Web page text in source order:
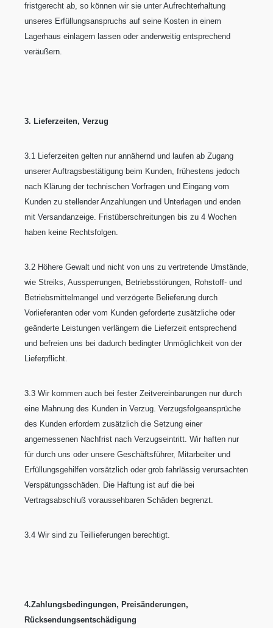
fristgerecht ab, so können wir sie unter Aufrechterhaltung
unseres Erfüllungsanspruchs auf seine Kosten in einem
Lagerhaus einlagern lassen oder anderweitig entsprechend
veräußern.
3. Lieferzeiten, Verzug
3.1 Lieferzeiten gelten nur annähernd und laufen ab Zugang
unserer Auftragsbestätigung beim Kunden, frühestens jedoch
nach Klärung der technischen Vorfragen und Eingang vom
Kunden zu stellender Anzahlungen und Unterlagen und enden
mit Versandanzeige. Fristüberschreitungen bis zu 4 Wochen
haben keine Rechtsfolgen.
3.2 Höhere Gewalt und nicht von uns zu vertretende Umstände,
wie Streiks, Aussperrungen, Betriebsstörungen, Rohstoff- und
Betriebsmittelmangel und verzögerte Belieferung durch
Vorlieferanten oder vom Kunden geforderte zusätzliche oder
geänderte Leistungen verlängern die Lieferzeit entsprechend
und befreien uns bei dadurch bedingter Unmöglichkeit von der
Lieferpflicht.
3.3 Wir kommen auch bei fester Zeitvereinbarungen nur durch
eine Mahnung des Kunden in Verzug. Verzugsfolgeansprüche
des Kunden erfordern zusätzlich die Setzung einer
angemessenen Nachfrist nach Verzugseintritt. Wir haften nur
für durch uns oder unsere Geschäftsführer, Mitarbeiter und
Erfüllungsgehilfen vorsätzlich oder grob fahrlässig verursachten
Verspätungsschäden. Die Haftung ist auf die bei
Vertragsabschluß voraussehbaren Schäden begrenzt.
3.4 Wir sind zu Teillieferungen berechtigt.
4.Zahlungsbedingungen, Preisänderungen,
Rücksendungsentschädigung